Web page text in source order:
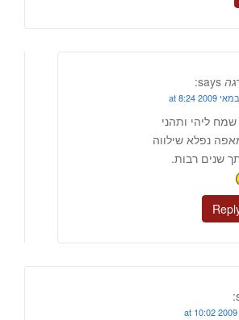
says:
ליהי ותהני
נפלא שילווה
שנים רבות.